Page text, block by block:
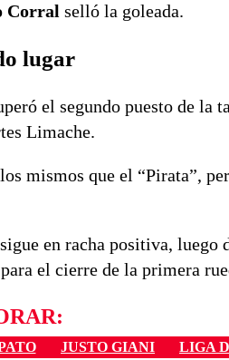
Corral selló la goleada.
lugar
el segundo puesto de la
Limache.
mismos que el “Pirata”,
sigue en racha positiva, luego
el cierre de la primera
JUSTO GIANI LIGA